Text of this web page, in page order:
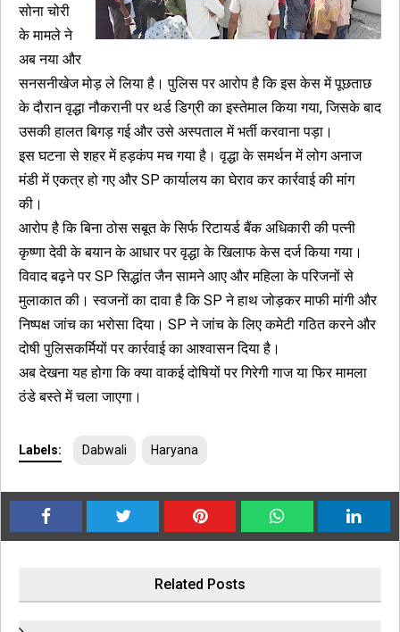
सोना चोरी
के मामले ने
अब नया और
सनसनीखेज मोड़ ले लिया है। पुलिस पर आरोप है कि इस केस में पूछताछ
के दौरान वृद्धा नौकरानी पर थर्ड डिग्री का इस्तेमाल किया गया, जिसके बाद
उसकी हालत बिगड़ गई और उसे अस्पताल में भर्ती करवाना पड़ा।
इस घटना से शहर में हड़कंप मच गया है। वृद्धा के समर्थन में लोग अनाज
मंडी में एकत्र हो गए और SP कार्यालय का घेराव कर कार्रवाई की मांग
की।
आरोप है कि बिना ठोस सबूत के सिर्फ रिटायर्ड बैंक अधिकारी की पत्नी
कृष्णा देवी के बयान के आधार पर वृद्धा के खिलाफ केस दर्ज किया गया।
विवाद बढ़ने पर SP सिद्धांत जैन सामने आए और महिला के परिजनों से
मुलाकात की। स्वजनों का दावा है कि SP ने हाथ जोड़कर माफी मांगी और
निष्पक्ष जांच का भरोसा दिया। SP ने जांच के लिए कमेटी गठित करने और
दोषी पुलिसकर्मियों पर कार्रवाई का आश्वासन दिया है।
अब देखना यह होगा कि क्या वाकई दोषियों पर गिरेगी गाज या फिर मामला
ठंडे बस्ते में चला जाएगा।
Labels: Dabwali Haryana
Related Posts